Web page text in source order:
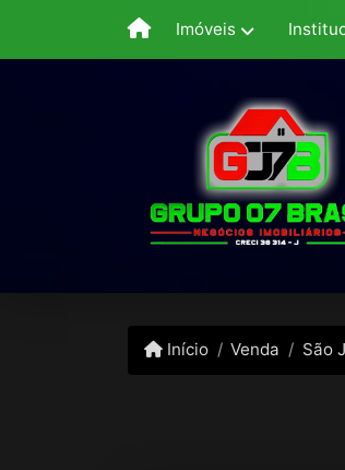
Imóveis
Início Venda São